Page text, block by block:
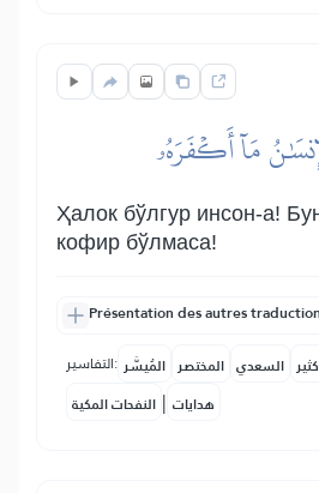
مَآ أَكۡفَرَهُۥ
Ҳалок бўлгур инсон-а!
кофир бўлмаса!
Présentation des autres
التفاسير: المُيسَّر المختصر السعدي
النفحات المكية | هدايات